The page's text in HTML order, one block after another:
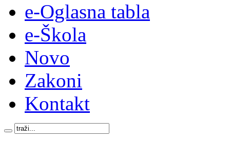
e-Oglasna tabla
e-Škola
Novo
Zakoni
Kontakt